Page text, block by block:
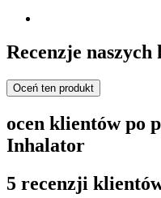
Recenzje
Oceń ten produkt
ocen klientów po
Inhalator
5 recenzji